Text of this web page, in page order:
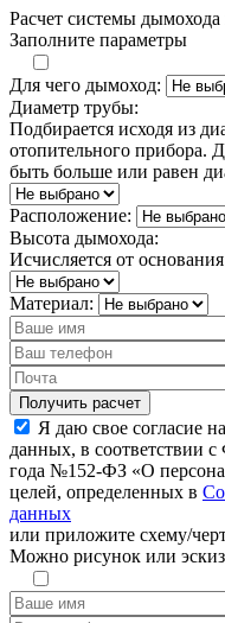
Расчет системы
Заполните параметры
Для чего дымоход:
Диаметр трубы:
Подбирается исходя из
отопительного прибора.
быть больше или равен
Расположение:
Высота дымохода:
Исчисляется от
Материал:
Я даю свое согласие
данных, в соответствии
года №152-ФЗ «О
целей, определенных в
данных
или приложите схему/
Можно рисунок или